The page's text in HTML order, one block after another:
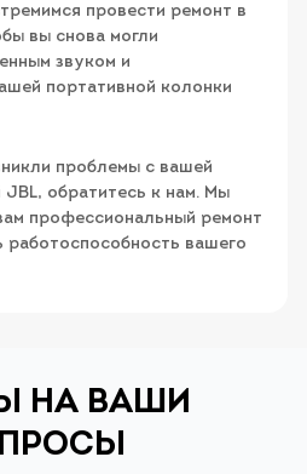
провести ремонт в
вы снова могли
звуком и
портативной колонки
проблемы с вашей
обратитесь к нам. Мы
профессиональный ремонт
работоспособность вашего
НА ВАШИ